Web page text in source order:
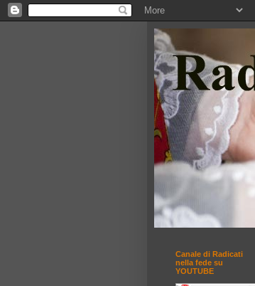
Canale di Radicati
nella fede su
YOUTUBE